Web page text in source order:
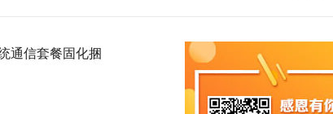
通信套餐固化捆